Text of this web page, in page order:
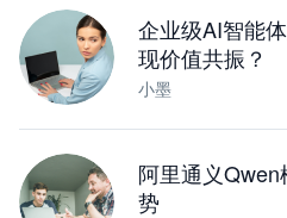
企业级AI智能
现价值共振？
小墨
阿里通义
势